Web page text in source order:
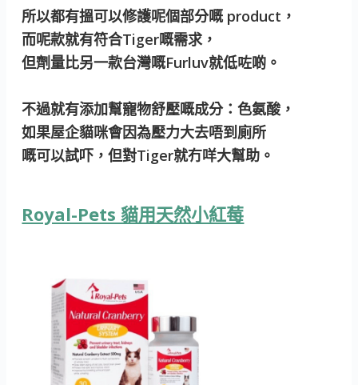
所以都有搵可以修護呢個部分嘅 product，
而呢款就有符合Tiger嘅需求，
但劑量比另一款台灣嘅Furluv就低咗啲。
不過就有添加幫寵物舒壓嘅成分：色氨酸，
如果屋企貓咪會因為壓力大去唔到廁所
嘅可以試吓，但對Tiger就冇咩大幫助。
Royal-Pets 貓用天然小紅莓